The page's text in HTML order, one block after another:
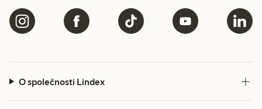
O společnosti Lindex